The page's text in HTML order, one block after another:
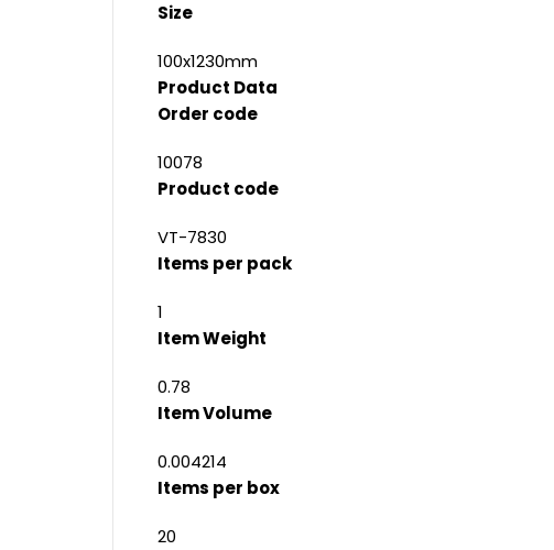
Size
100x1230mm
Product Data
Order code
10078
Product code
VT-7830
Items per pack
1
Item Weight
0.78
Item Volume
0.004214
Items per box
20